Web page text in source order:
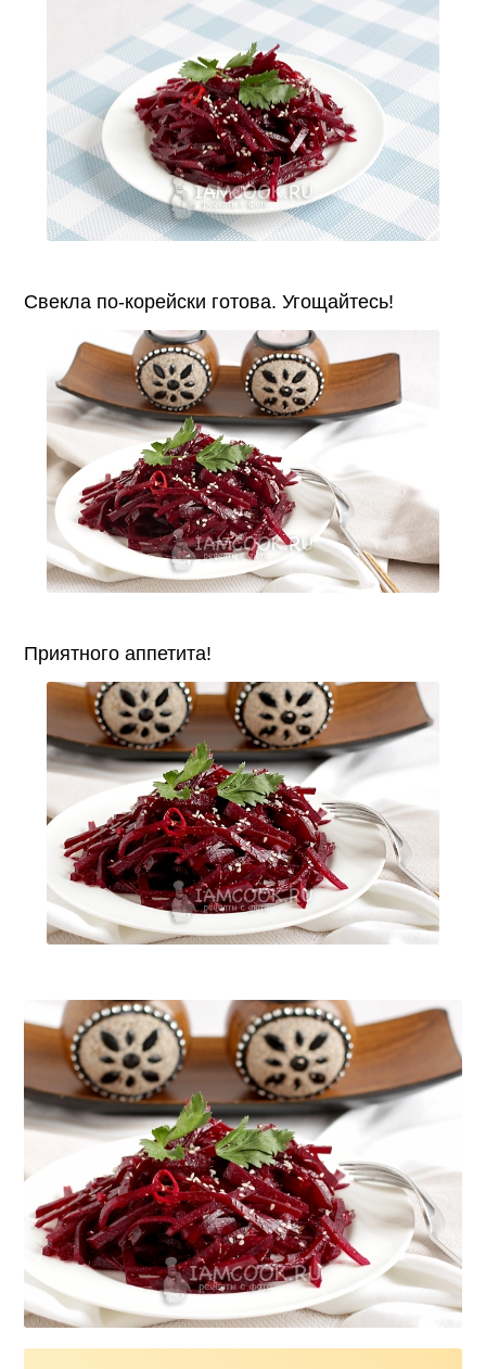
Свекла по-корейски готова. Угощайтесь!
Приятного аппетита!